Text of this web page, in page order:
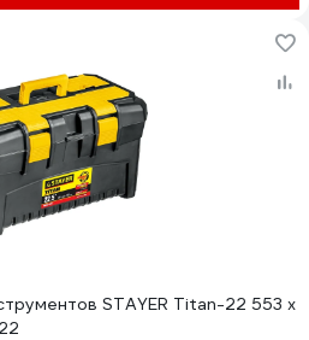
STAYER Titan-22 553 x